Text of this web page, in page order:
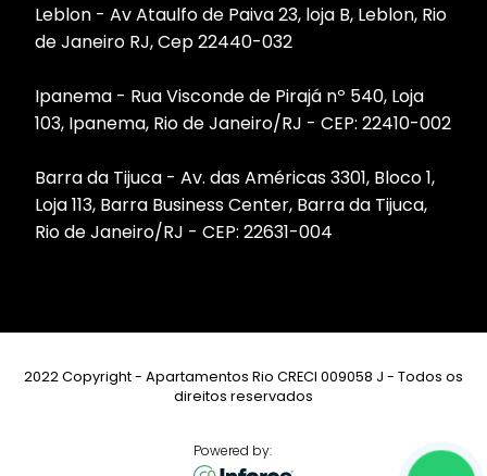
Leblon - Av Ataulfo de Paiva 23, loja B, Leblon, Rio
de Janeiro RJ, Cep 22440-032
Ipanema - Rua Visconde de Pirajá nº 540, Loja
103, Ipanema, Rio de Janeiro/RJ - CEP: 22410-002
Barra da Tijuca - Av. das Américas 3301, Bloco 1,
Loja 113, Barra Business Center, Barra da Tijuca,
Rio de Janeiro/RJ - CEP: 22631-004
2022 Copyright - Apartamentos Rio CRECI 009058 J - Todos os
direitos reservados
Powered by: